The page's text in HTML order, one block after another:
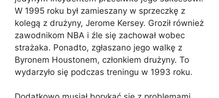
W 1995 roku był zamieszany w sprzeczkę z
kolegą z drużyny, Jerome Kersey. Groził również
zawodnikom NBA i źle się zachował wobec
strażaka. Ponadto, zgłaszano jego walkę z
Byronem Houstonem, członkiem drużyny. To
wydarzyło się podczas treningu w 1993 roku.